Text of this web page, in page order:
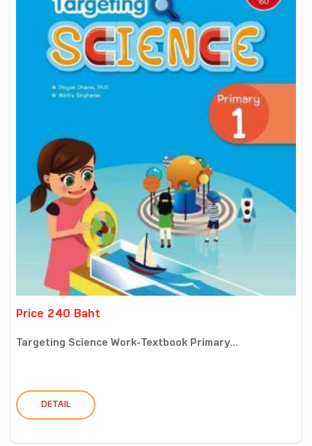
Price 240 Baht
Targeting Science Work-Textbook Primary...
DETAIL